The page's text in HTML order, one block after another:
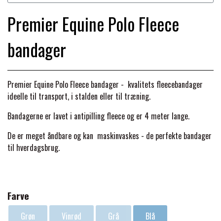
TERAPI PRODUKTER
STRØMPER
HUER & HALSTØRKLÆDER
GAVEARTIKLER VOKSNE
BØRN & JUNIOR
HESTEBOLCHER & TREATS
TILSKUD & VITAMINER
STALD & FOLD
SKO & SMEDEVÆRKTØJ
TRAVDÆKKEN & TILBEHØR
VOGNE & TILBEHØR
TRAV KUSK
GALOP
TILBEHØR
PREMIER EQUINE WALKER & RIDEDÆKKEN
PREMIER EQUINE INSEKTBESKYTTELSE
PREMIER EQUINE MAGNET & INFRARØD
PREMIER EQUINE TRENSE & TILBEHØR
CARR & DAY & MARTIN
CUSTOM
DELTACAST
EMIN
FINNTACK
Premier Equine Polo Fleece
bandager
Premier Equine Polo Fleece bandager - kvalitets fleecebandager
ideelle til transport, i stalden eller til træning.
Bandagerne er lavet i antipilling fleece og er 4 meter lange.
De er meget åndbare og kan maskinvaskes - de perfekte bandager
til hverdagsbrug.
Farve
Grøn Vinrød Grå Blå